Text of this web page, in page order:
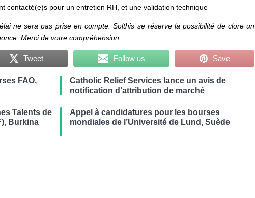
contacté(e)s pour un entretien RH, et une validation technique
ne sera pas prise en compte. Solthis se réserve la possibilité de clore un
Merci de votre compréhension.
Tweet Follow us Save
FAO,
Catholic Relief Services lance un avis de
notification d’attribution de marché
Talents de
Burkina
Appel à candidatures pour les bourses
mondiales de l’Université de Lund, Suède